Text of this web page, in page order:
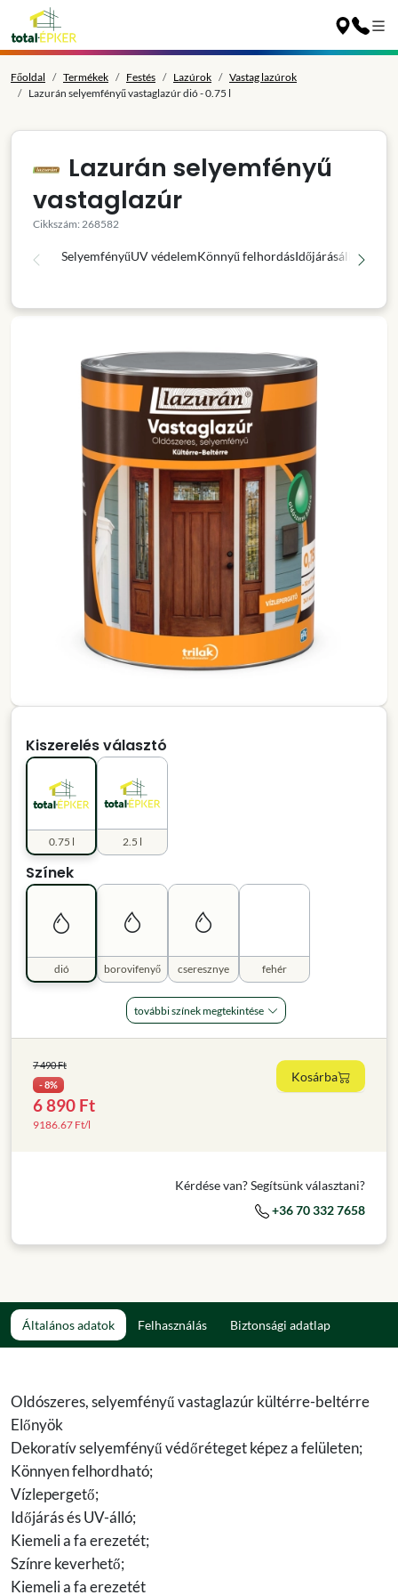
Főoldal Termékek Festés Lazúrok
Vastag lazúrok
Lazurán selyemfényű vastaglazúr dió - 0.75 l
Lazurán selyemfényű
vastaglazúr
Cikkszám: 268582
SelyemfényűUV védelemKönnyű felhordásIdőjárásálló
Kiszerelés választó
0.75 l 2.5 l
Színek
borovifenyő cseresznye
dió fehér
további színek megtekintése
7 490 Ft
- 8%
6 890 Ft
9186.67 Ft/l
Kosárba
Kérdése van? Segítsünk választani?
+36 70 332 7658
Általános adatok Felhasználás Biztonsági adatlap
Oldószeres, selyemfényű vastaglazúr kültérre-beltérre
Előnyök
Dekoratív selyemfényű védőréteget képez a felületen;
Könnyen felhordható;
Vízlepergető;
Időjárás és UV-álló;
Kiemeli a fa erezetét;
Színre keverhető;
Kiemeli a fa erezetét